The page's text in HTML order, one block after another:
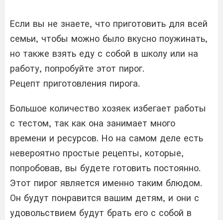
Если вы не знаете, что приготовить для всей
семьи, чтобы можно было вкусно поужинать,
но также взять еду с собой в школу или на
работу, попробуйте этот пирог.
Рецепт приготовления пирога.
Большое количество хозяек избегает работы
с тестом, так как она занимает много
времени и ресурсов. Но на самом деле есть
невероятно простые рецепты, которые,
попробовав, вы будете готовить постоянно.
Этот пирог является именно таким блюдом.
Он будут понравится вашим детям, и они с
удовольствием будут брать его с собой в